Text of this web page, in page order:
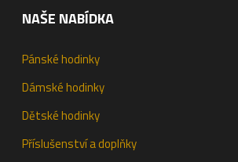
NAŠE NABÍDKA
Pánské hodinky
Dámské hodinky
Dětské hodinky
Příslušenství a doplňky